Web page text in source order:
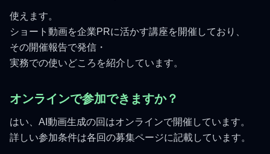
使えます。
ショート動画を企業PRに活かす講座を開催しており、
その開催報告で発信・
実務での使いどころを紹介しています。
オンラインで参加できますか？
はい、AI動画生成の回はオンラインで開催しています。
詳しい参加条件は各回の募集ページに記載しています。